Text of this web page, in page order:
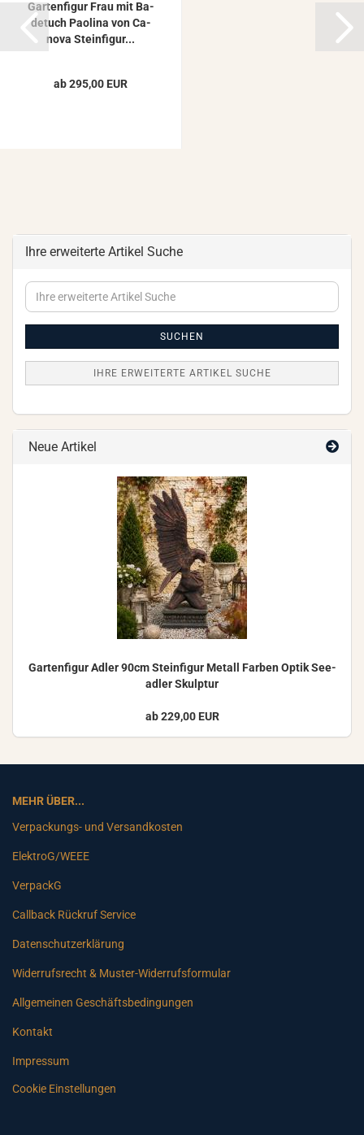
Gar­ten­fi­gur Frau mit Ba­
de­tuch Pao­li­na von Ca­
no­va Stein­fi­gur...
ab 295,00 EUR
Ihre erweiterte Artikel Suche
Ihre
erweiterte
SUCHEN
IHRE ERWEITERTE ARTIKEL SUCHE
Neue Artikel
Gar­ten­fi­gur Adler 90cm Stein­fi­gur Me­tall Far­ben Optik See­
ad­ler Skulp­tur
ab 229,00 EUR
MEHR ÜBER...
Verpackungs- und Versandkosten
ElektroG/WEEE
VerpackG
Callback Rückruf Service
Datenschutzerklärung
Widerrufsrecht & Muster-Widerrufsformular
Allgemeinen Geschäftsbedingungen
Kontakt
Impressum
Cookie Einstellungen